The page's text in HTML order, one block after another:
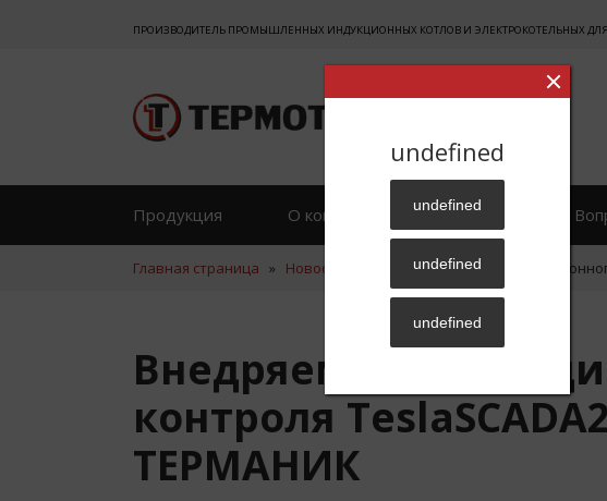
undefined
undefined
undefined
undefined
ПРОИЗВОДИТЕЛЬ ПРОМЫШЛЕННЫХ ИНДУКЦИОННЫХ КОТЛОВ И ЭЛЕКТРОКОТЕЛЬНЫХ ДЛЯ
Продукция О компании Отзывы
Главная страница » Новости Внедряем систему
Внедряем систему
контроля
ТЕРМАНИК